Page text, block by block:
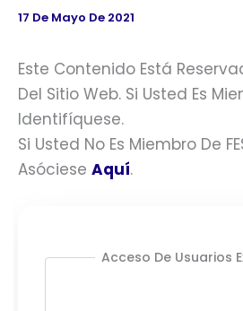
17 De Mayo De 2021
Este Contenido Está
Del Sitio Web. Si Usted Es
Identifíquese.
Si Usted No Es Miembro De
Asóciese Aquí.
Acceso De Usuarios